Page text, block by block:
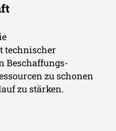
technischer
Beschaffungs-
zu schonen
zu stärken.